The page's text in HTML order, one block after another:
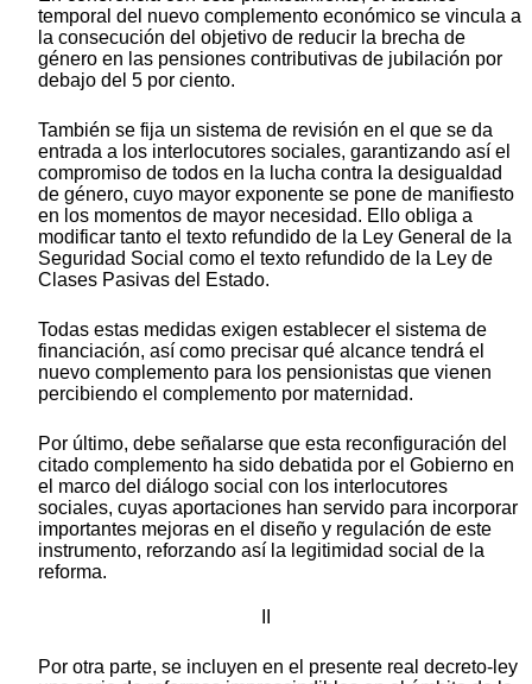
temporal del nuevo complemento económico se vincula a
la consecución del objetivo de reducir la brecha de
género en las pensiones contributivas de jubilación por
debajo del 5 por ciento.
También se fija un sistema de revisión en el que se da
entrada a los interlocutores sociales, garantizando así el
compromiso de todos en la lucha contra la desigualdad
de género, cuyo mayor exponente se pone de manifiesto
en los momentos de mayor necesidad. Ello obliga a
modificar tanto el texto refundido de la Ley General de la
Seguridad Social como el texto refundido de la Ley de
Clases Pasivas del Estado.
Todas estas medidas exigen establecer el sistema de
financiación, así como precisar qué alcance tendrá el
nuevo complemento para los pensionistas que vienen
percibiendo el complemento por maternidad.
Por último, debe señalarse que esta reconfiguración del
citado complemento ha sido debatida por el Gobierno en
el marco del diálogo social con los interlocutores
sociales, cuyas aportaciones han servido para incorporar
importantes mejoras en el diseño y regulación de este
instrumento, reforzando así la legitimidad social de la
reforma.
Por otra parte, se incluyen en el presente real decreto-ley